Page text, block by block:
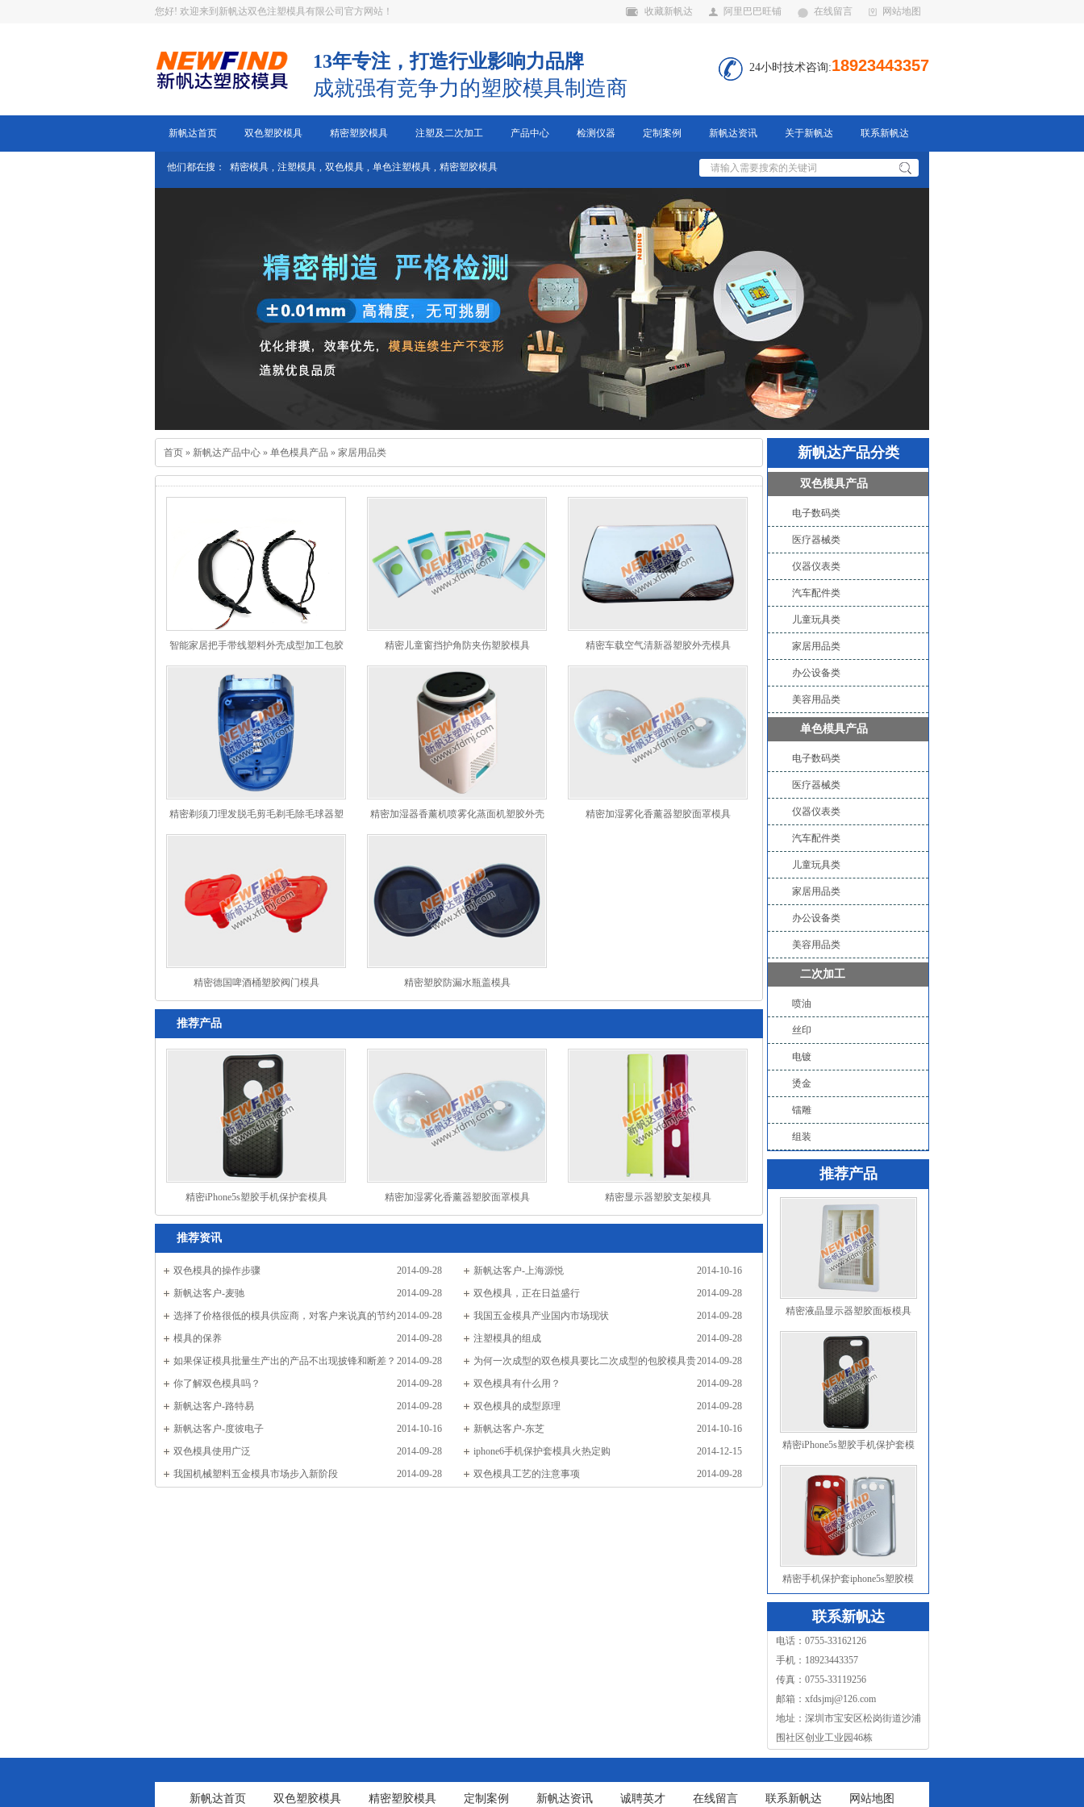
收藏新帆达 阿里巴巴旺铺 在线留言 网站地图
您好! 欢迎来到新帆达双色注塑模具有限公司官方网站！
13年专注，打造行业影响力品牌
成就强有竞争力的塑胶模具制造商
24小时技术咨询:18923443357
新帆达首页 双色塑胶模具 精密塑胶模具 注塑及二次加工 产品中心 检测仪器 定制案例 新帆达资讯 关于新帆达 联系新帆达
他们都在搜： 精密模具 , 注塑模具 , 双色模具 , 单色注塑模具 , 精密塑胶模具
首页 » 新帆达产品中心 » 单色模具产品 » 家居用品类
智能家居把手带线塑料外壳成型加工包胶
手柄
精密儿童窗挡护角防夹伤塑胶模具 精密车载空气清新器塑胶外壳模具
精密剃须刀理发脱毛剪毛剃毛除毛球器塑
胶外壳模具
精密加湿器香薰机喷雾化蒸面机塑胶外壳
模具
精密加湿雾化香薰器塑胶面罩模具
精密德国啤酒桶塑胶阀门模具 精密塑胶防漏水瓶盖模具
推荐产品
精密iPhone5s塑胶手机保护套模具 精密加湿雾化香薰器塑胶面罩模具 精密显示器塑胶支架模具
推荐资讯
2014-09-28
双色模具的操作步骤 2014-10-16
新帆达客户-上海源悦
2014-09-28
新帆达客户-麦驰 2014-09-28
双色模具，正在日益盛行
2014-09-28
选择了价格很低的模具供应商，对客户来说真的节约
了成本吗？
2014-09-28
我国五金模具产业国内市场现状
2014-09-28
模具的保养 2014-09-28
注塑模具的组成
2014-09-28
如果保证模具批量生产出的产品不出现披锋和断差？ 2014-09-28
为何一次成型的双色模具要比二次成型的包胶模具贵
很多？
2014-09-28
你了解双色模具吗？ 2014-09-28
双色模具有什么用？
2014-09-28
新帆达客户-路特易 2014-09-28
双色模具的成型原理
2014-10-16
新帆达客户-度彼电子 2014-10-16
新帆达客户-东芝
2014-09-28
双色模具使用广泛 2014-12-15
iphone6手机保护套模具火热定购
2014-09-28
我国机械塑料五金模具市场步入新阶段 2014-09-28
双色模具工艺的注意事项
新帆达产品分类
双色模具产品
电子数码类
医疗器械类
仪器仪表类
汽车配件类
儿童玩具类
家居用品类
办公设备类
美容用品类
单色模具产品
电子数码类
医疗器械类
仪器仪表类
汽车配件类
儿童玩具类
家居用品类
办公设备类
美容用品类
二次加工
喷油
丝印
电镀
烫金
镭雕
组装
推荐产品
精密液晶显示器塑胶面板模具
精密iPhone5s塑胶手机保护套模
精密手机保护套iphone5s塑胶模
具彩印
联系新帆达
电话：0755-33162126
手机：18923443357
传真：0755-33119256
邮箱：xfdsjmj@126.com
地址：深圳市宝安区松岗街道沙浦
围社区创业工业园46栋
新帆达首页 双色塑胶模具 精密塑胶模具 定制案例 新帆达资讯 诚聘英才 在线留言 联系新帆达 网站地图